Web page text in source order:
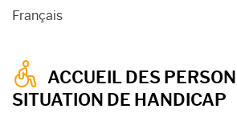
Français
ACCUEIL DES
SITUATION DE HANDICAP